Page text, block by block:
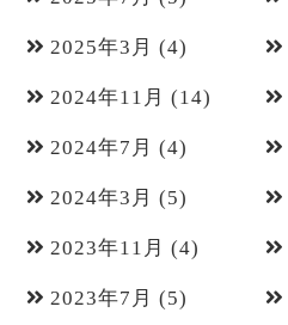
2025年3月 (4)
2024年11月 (14)
2024年7月 (4)
2024年3月 (5)
2023年11月 (4)
2023年7月 (5)